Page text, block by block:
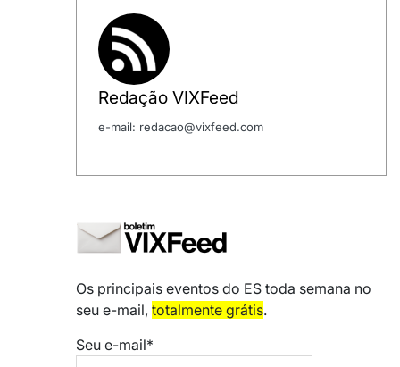
Redação VIXFeed
e-mail: redacao@vixfeed.com
Os principais eventos do ES toda semana no
seu e-mail, totalmente grátis.
Seu e-mail*